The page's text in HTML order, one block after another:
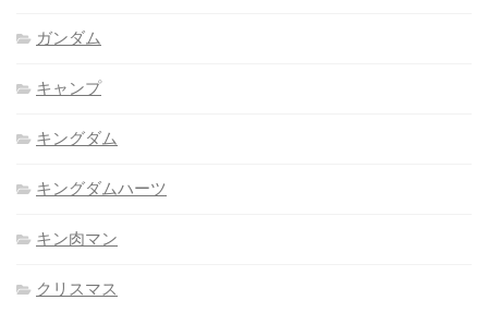
ガンダム
キャンプ
キングダム
キングダムハーツ
キン肉マン
クリスマス